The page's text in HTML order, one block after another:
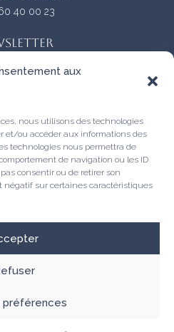
aux
nous utilisons des technologies
et/ou accéder aux informations des
technologies nous permettra de
de navigation ou les ID
consentir ou de retirer son
sur certaines caractéristiques
préférences
40 00 23
droits réservés -